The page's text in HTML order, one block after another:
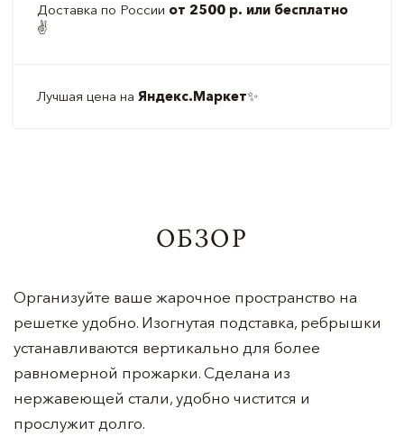
Доставка по России от 2500 р. или бесплатно
✌️
Лучшая цена на Яндекс.Маркет✨
ОБЗОР
Организуйте ваше жарочное пространство на
решетке удобно. Изогнутая подставка, ребрышки
устанавливаются вертикально для более
равномерной прожарки. Сделана из
нержавеющей стали, удобно чистится и
прослужит долго.